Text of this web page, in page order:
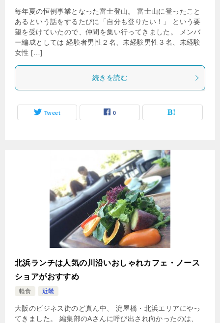
毎年夏の恒例事業となった富士登山。 富士山に登ったこと
あるという話をするたびに「自分も登りたい！」 という要
望を受けていたので、仲間を集い行ってきました。 メンバ
ー編成としては 経験者男性２名、未経験男性３名、未経験
女性 […]
続きを読む
Tweet 0
北浜ランチは人気の川沿いおしゃれカフェ・ノース
ショアがおすすめ
軽食 近畿
大阪のビジネス街のど真ん中、 淀屋橋・北浜エリアにやっ
てきました。 編集部のAさんに呼び出され向かったのは、